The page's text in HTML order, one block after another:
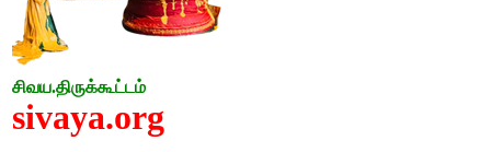
சிவய.திருக்கூட்டம்
sivaya.org